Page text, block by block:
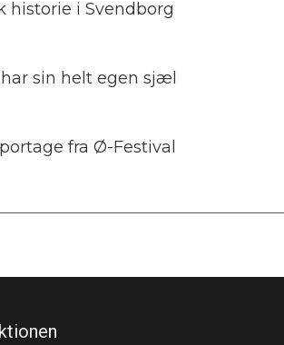
historie i Svendborg
sin helt egen sjæl
fra Ø-Festival